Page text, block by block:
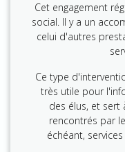
Cet engagement
social. Il y a un
celui d'autres
Ce type
très utile pour
des élus, et sert
rencontrés par
échéant,